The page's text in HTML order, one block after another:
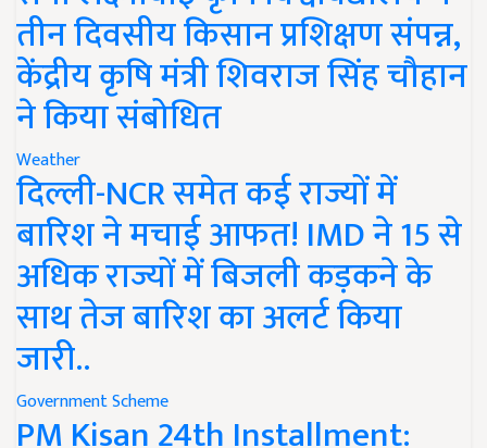
तीन दिवसीय किसान प्रशिक्षण संपन्न,
केंद्रीय कृषि मंत्री शिवराज सिंह चौहान
ने किया संबोधित
Weather
दिल्ली-NCR समेत कई राज्यों में
बारिश ने मचाई आफत! IMD ने 15 से
अधिक राज्यों में बिजली कड़कने के
साथ तेज बारिश का अलर्ट किया
जारी..
Government Scheme
PM Kisan 24th Installment: